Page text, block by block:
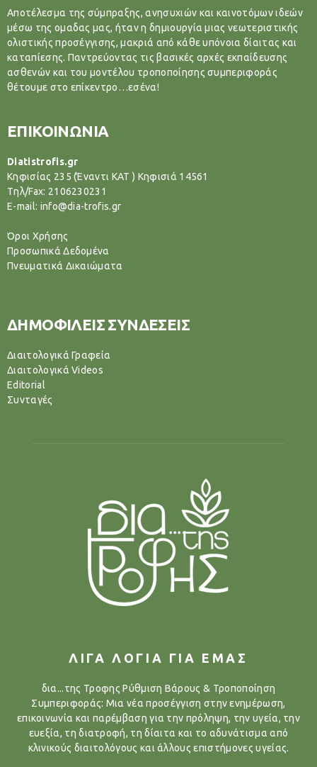
Αποτέλεσμα της σύμπραξης, ανησυχιών και καινοτόμων ιδεών
μέσω της ομαδας μας, ήταν η δημιουργία μιας νεωτεριστικής
ολιστικής προσέγγισης, μακριά από κάθε υπόνοια δίαιτας και
καταπίεσης. Παντρεύοντας τις βασικές αρχές εκπαίδευσης
ασθενών και του μοντέλου τροποποίησης συμπεριφοράς
θέτουμε στο επίκεντρο…εσένα!
ΕΠΙΚΟΙΝΩΝΙΑ
Diatistrofis.gr
Κηφισίας 235 (Έναντι ΚΑΤ ) Κηφισιά 14561
Tηλ/Fax: 2106230231
E-mail: info@dia-trofis.gr
Όροι Χρήσης
Προσωπικά Δεδομένα
Πνευματικά Δικαιώματα
ΔΗΜΟΦΙΛΕΙΣ ΣΥΝΔΕΣΕΙΣ
Διαιτολογικά Γραφεία
Διαιτολογικά Videos
Editorial
Συνταγές
ΛΙΓΑ ΛΟΓΙΑ ΓΙΑ ΕΜΑΣ
δια...της Τροφης Ρύθμιση Βάρους & Τροποποίηση
Συμπεριφοράς: Μια νέα προσέγγιση στην ενημέρωση,
επικοινωνία και παρέμβαση για την πρόληψη, την υγεία, την
ευεξία, τη διατροφή, τη δίαιτα και το αδυνάτισμα από
κλινικούς διαιτολόγους και άλλους επιστήμονες υγείας.